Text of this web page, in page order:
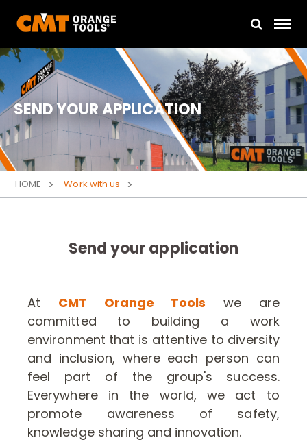
SEND YOUR APPLICATION
HOME Work with us
Send your application
At CMT Orange Tools
we are
committed to building a work
environment that is attentive to diversity
and inclusion, where each person can
feel part of the group's success.
Everywhere in the world, we act to
promote awareness of safety,
knowledge sharing and innovation.